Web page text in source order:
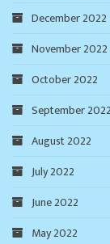
December 2022
November 2022
October 2022
September 2022
August 2022
July 2022
June 2022
May 2022